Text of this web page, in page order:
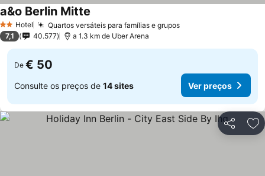
2 Estrelas
Hotel Quartos versáteis para famílias e gruposVer preços
a&o Berlin Mitte
7,1 40.577 a 1.3 km de Uber Arena
De € 50
Consulte os preços de 14 sites Ver preços
Partilhar